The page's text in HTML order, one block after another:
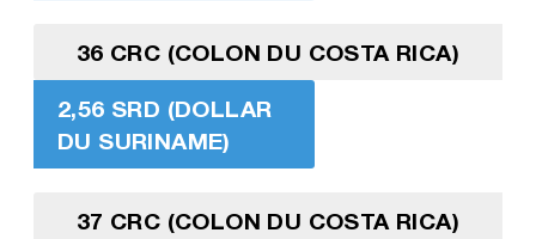
36 CRC (COLON DU COSTA RICA)
2,56 SRD (DOLLAR
DU SURINAME)
37 CRC (COLON DU COSTA RICA)